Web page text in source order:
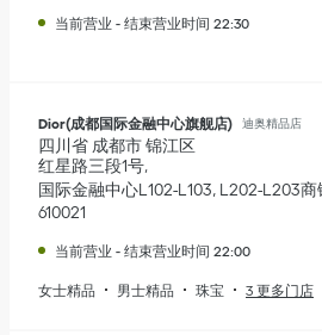
当前营业 - 结束营业时间 22:30
Dior(成都国际金融中心旗舰店) 迪奥精品店
四川省 成都市锦江区
红星路三段1号
国际金融中心L102-L103, L202-L203商
610021
当前营业 - 结束营业时间 22:00
女士精品 男士精品 珠宝 3 更多门店